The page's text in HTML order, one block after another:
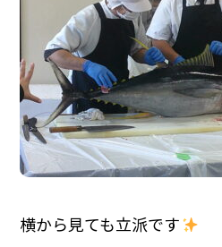
横から見ても立派です